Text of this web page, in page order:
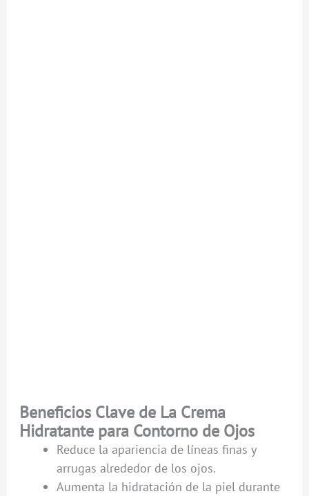
Beneficios Clave de La Crema
Hidratante para Contorno de Ojos
Reduce la apariencia de líneas finas y
arrugas alrededor de los ojos.
Aumenta la hidratación de la piel durante